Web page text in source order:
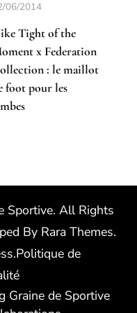
06/2014
Tight of the
x Federation
: le maillot
foot pour les
Sportive. All Rights
By Rara Themes.
.Politique de
Graine de Sportive